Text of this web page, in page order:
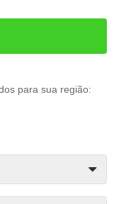
para sua região: